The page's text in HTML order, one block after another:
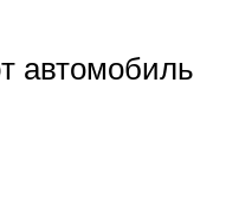
автомобиль